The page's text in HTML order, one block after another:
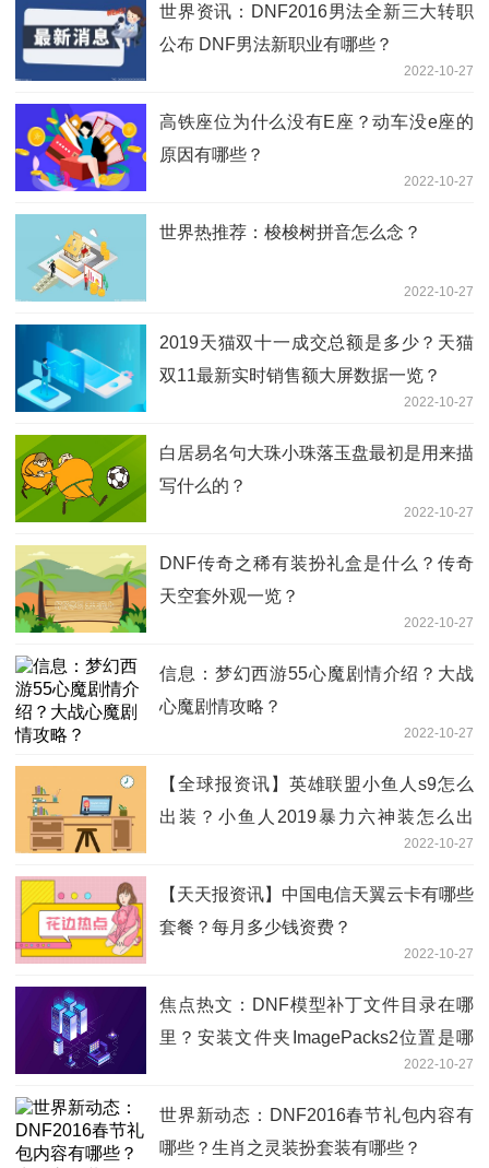
世界资讯：DNF2016男法全新三大转职
公布 DNF男法新职业有哪些？
2022-10-27
高铁座位为什么没有E座？动车没e座的
原因有哪些？
2022-10-27
世界热推荐：梭梭树拼音怎么念？
2022-10-27
2019天猫双十一成交总额是多少？天猫
双11最新实时销售额大屏数据一览？
2022-10-27
白居易名句大珠小珠落玉盘最初是用来描
写什么的？
2022-10-27
DNF传奇之稀有装扮礼盒是什么？传奇
天空套外观一览？
2022-10-27
信息：梦幻西游55心魔剧情介绍？大战
心魔剧情攻略？
2022-10-27
【全球报资讯】英雄联盟小鱼人s9怎么
出装？小鱼人2019暴力六神装怎么出
2022-10-27
【天天报资讯】中国电信天翼云卡有哪些
套餐？每月多少钱资费？
2022-10-27
焦点热文：DNF模型补丁文件目录在哪
里？安装文件夹ImagePacks2位置是哪
2022-10-27
世界新动态：DNF2016春节礼包内容有
哪些？生肖之灵装扮套装有哪些？